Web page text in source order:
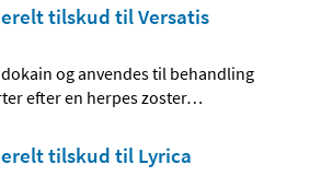
tilskud til Versatis
og anvendes til behandling
efter en herpes zoster…
tilskud til Lyrica